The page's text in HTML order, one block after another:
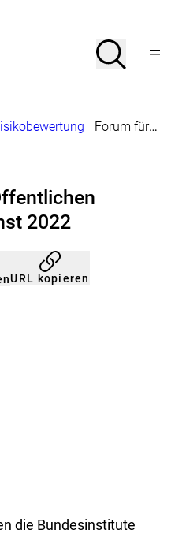
Suche
SucheMenü
Forum für den Öffentlichen Gesundheitsdienst 2022
2022
URL kopieren
die Bundesinstitute